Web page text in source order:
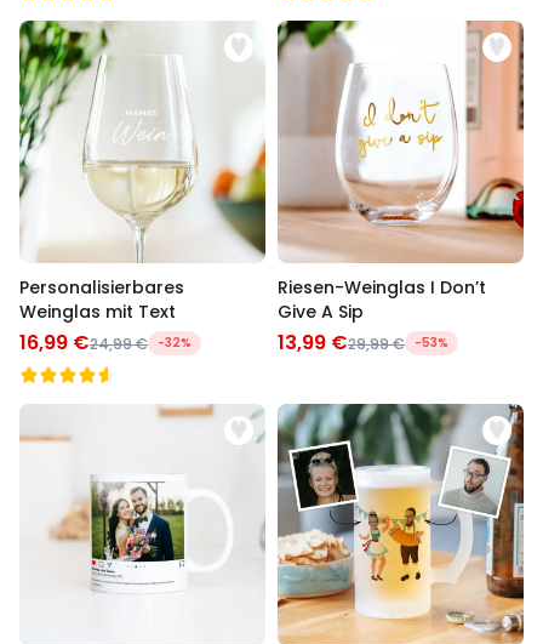
Personalisierbares
Weinglas mit Text
16,99 €24,99 € -32%
Riesen-Weinglas I Don’t
Give A Sip
13,99 €29,99 € -53%